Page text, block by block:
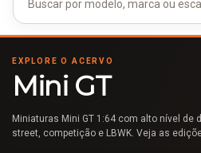
EXPLORE O ACERVO
Mini GT
Miniaturas Mini GT 1:64 com alto nível de
street, competição e LBWK. Veja as